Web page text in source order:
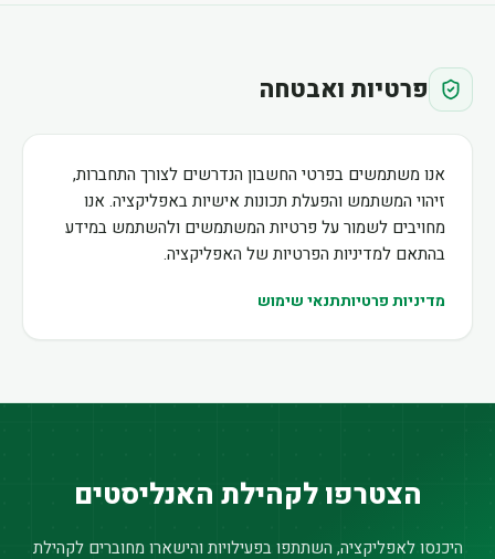
פרטיות ואבטחה
אנו משתמשים בפרטי החשבון הנדרשים לצורך התחברות,
זיהוי המשתמש והפעלת תכונות אישיות באפליקציה. אנו
מחויבים לשמור על פרטיות המשתמשים ולהשתמש במידע
בהתאם למדיניות הפרטיות של האפליקציה.
מדיניות פרטיותתנאי שימוש
הצטרפו לקהילת האנליסטים
היכנסו לאפליקציה, השתתפו בפעילויות והישארו מחוברים לקהילת